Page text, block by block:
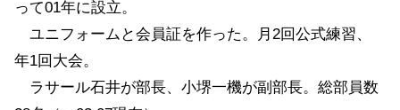
って01年に設立。
ユニフォームと会員証を作った。月2回公式練習、
年1回大会。
ラサール石井が部長、小堺一機が副部長。総部員数